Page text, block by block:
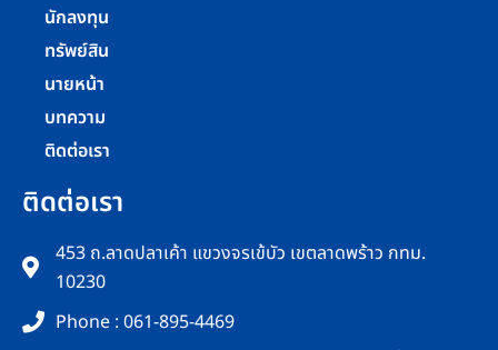
นักลงทุน
ทรัพย์สิน
นายหน้า
บทความ
ติดต่อเรา
ติดต่อเรา
453 ถ.ลาดปลาเค้า แขวงจรเข้บัว เขตลาดพร้าว กทม.
10230
Phone : 061-895-4469